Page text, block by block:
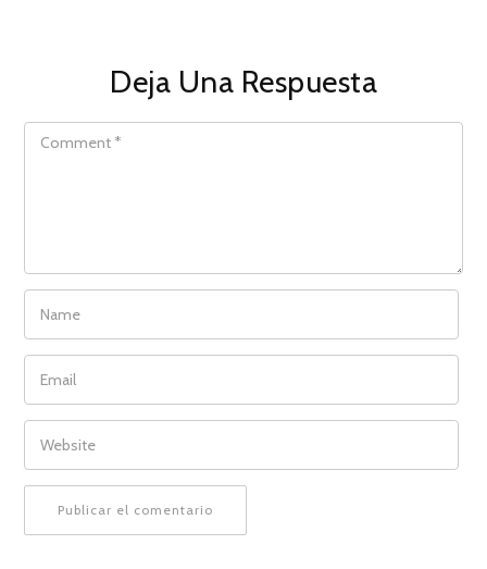
Deja Una Respuesta
COMMENT
NAME
EMAIL
WEBSITE